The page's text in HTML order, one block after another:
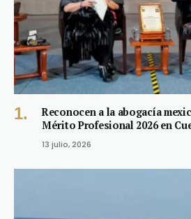
Reconocen a la abogacía
Mérito Profesional 2026 en
13 julio, 2026